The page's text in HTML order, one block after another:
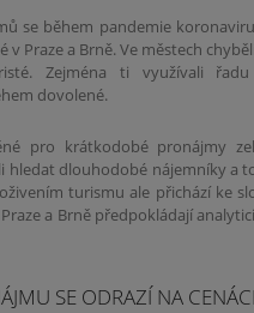
se během pandemie
v Praze a Brně. Ve městech
Zejména ti využívali
dovolené.
pro krátkodobé pronájmy
hledat dlouhodobé nájemníky a
turismu ale přichází ke
a Brně předpokládají
SE ODRAZÍ NA